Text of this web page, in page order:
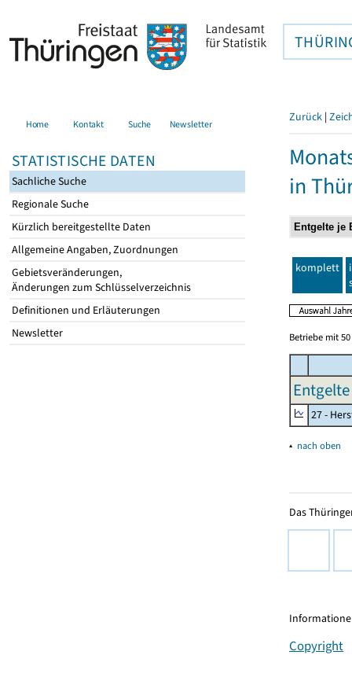
Home Kontakt Suche Newsletter
STATISTISCHE DATEN
Sachliche Suche
Regionale Suche
Kürzlich bereitgestellte Daten
Allgemeine Angaben, Zuordnungen
Gebietsveränderungen,
Änderungen zum Schlüsselverzeichnis
Definitionen und Erläuterungen
Newsletter
Zurück |
in
komplett
Betriebe mit
27 -
▴ nach oben
Das
Copyright